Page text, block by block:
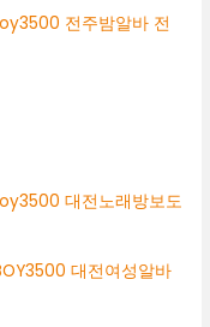
전주밤알바 전
대전노래방보도
대전여성알바